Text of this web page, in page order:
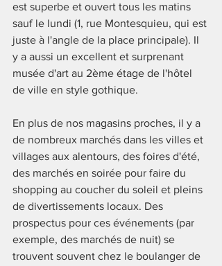
est superbe et ouvert tous les matins
sauf le lundi (1, rue Montesquieu, qui est
juste à l'angle de la place principale). Il
y a aussi un excellent et surprenant
musée d'art au 2ème étage de l'hôtel
de ville en style gothique.
En plus de nos magasins proches, il y a
de nombreux marchés dans les villes et
villages aux alentours, des foires d'été,
des marchés en soirée pour faire du
shopping au coucher du soleil et pleins
de divertissements locaux. Des
prospectus pour ces événements (par
exemple, des marchés de nuit) se
trouvent souvent chez le boulanger de